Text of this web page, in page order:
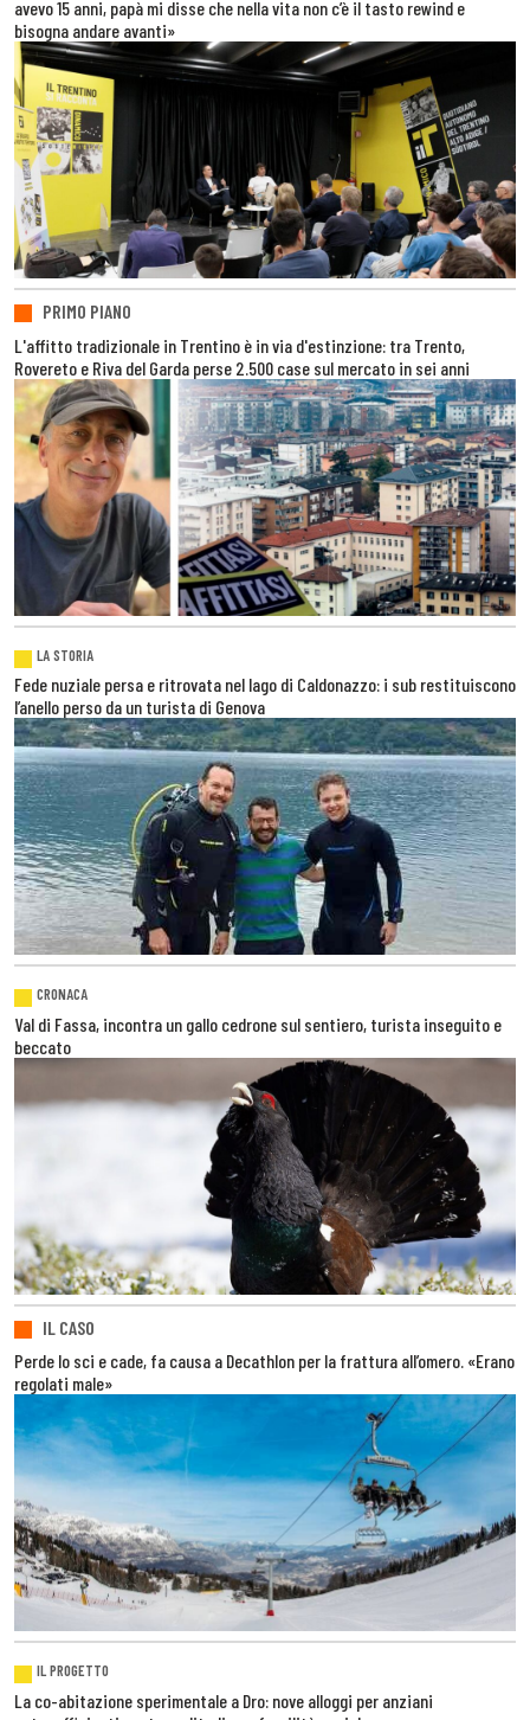
avevo 15 anni, papà mi disse che nella vita non c’è il tasto rewind e
bisogna andare avanti»
PRIMO PIANO
L'affitto tradizionale in Trentino è in via d'estinzione: tra Trento,
Rovereto e Riva del Garda perse 2.500 case sul mercato in sei anni
LA STORIA
Fede nuziale persa e ritrovata nel lago di Caldonazzo: i sub restituiscono
l’anello perso da un turista di Genova
CRONACA
Val di Fassa, incontra un gallo cedrone sul sentiero, turista inseguito e
beccato
IL CASO
Perde lo sci e cade, fa causa a Decathlon per la frattura all’omero. «Erano
regolati male»
IL PROGETTO
La co-abitazione sperimentale a Dro: nove alloggi per anziani